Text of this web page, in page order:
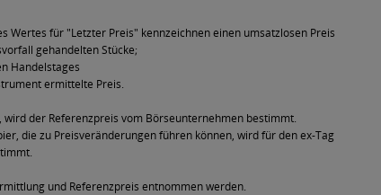
Wertes für "Letzter Preis" kennzeichnen einen umsatzlosen Preis
gehandelten Stücke;
Handelstages
ermittelte Preis.
der Referenzpreis vom Börseunternehmen bestimmt.
die zu Preisveränderungen führen können, wird für den ex-Tag
und Referenzpreis entnommen werden.